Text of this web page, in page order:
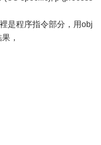
是程序指令部分，用obj
，